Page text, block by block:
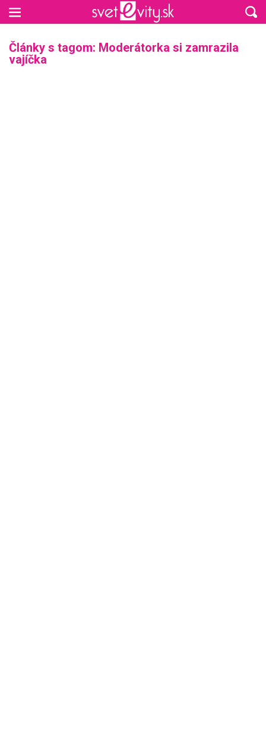
Články s tagom: Moderátorka si zamrazila
vajíčka